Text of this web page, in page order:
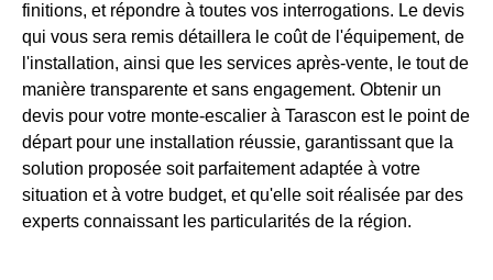
finitions, et répondre à toutes vos interrogations. Le devis
qui vous sera remis détaillera le coût de l'équipement, de
l'installation, ainsi que les services après-vente, le tout de
manière transparente et sans engagement. Obtenir un
devis pour votre monte-escalier à Tarascon est le point de
départ pour une installation réussie, garantissant que la
solution proposée soit parfaitement adaptée à votre
situation et à votre budget, et qu'elle soit réalisée par des
experts connaissant les particularités de la région.